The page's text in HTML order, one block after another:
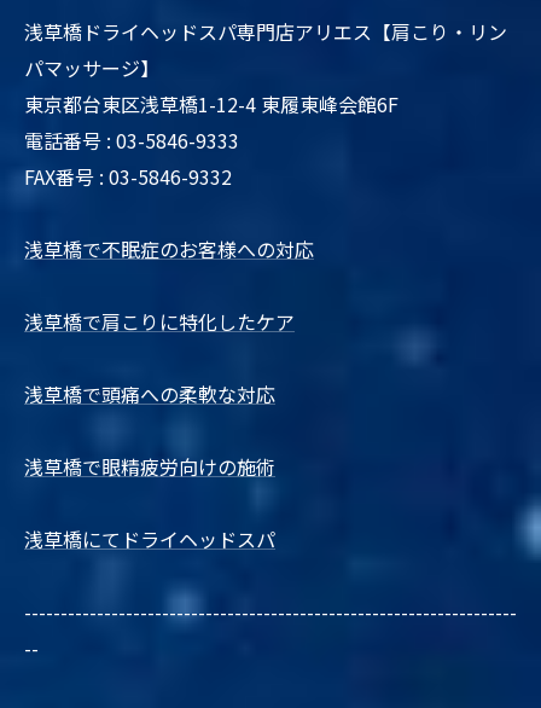
浅草橋ドライヘッドスパ専門店アリエス【肩こり・リン
パマッサージ】
東京都台東区浅草橋1-12-4 東履東峰会館6F
電話番号 : 03-5846-9333
FAX番号 : 03-5846-9332
浅草橋で不眠症のお客様への対応
浅草橋で肩こりに特化したケア
浅草橋で頭痛への柔軟な対応
浅草橋で眼精疲労向けの施術
浅草橋にてドライヘッドスパ
--------------------------------------------------------------------
--